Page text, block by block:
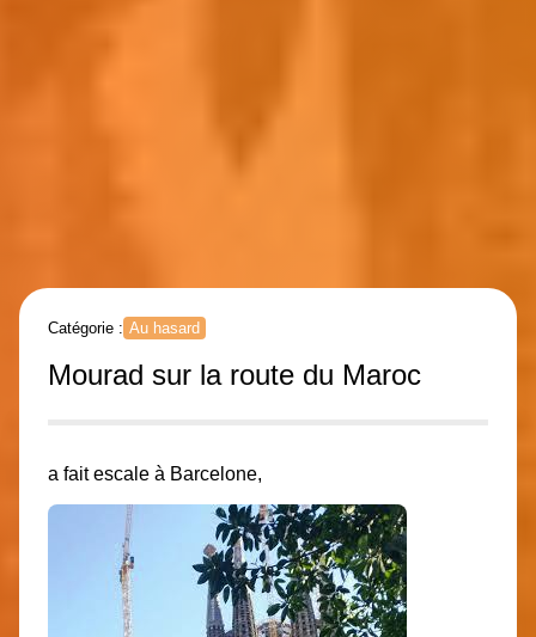
Catégorie : Au hasard
Mourad sur la route du Maroc
a fait escale à Barcelone,